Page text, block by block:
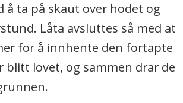
å ta på skaut over hodet og
Låta avsluttes så med at
for å innhente den fortapte
blitt lovet, og sammen drar de